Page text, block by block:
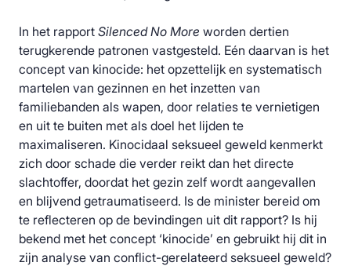
In het rapport Silenced No More worden dertien
terugkerende patronen vastgesteld. Eén daarvan is het
concept van kinocide: het opzettelijk en systematisch
martelen van gezinnen en het inzetten van
familiebanden als wapen, door relaties te vernietigen
en uit te buiten met als doel het lijden te
maximaliseren. Kinocidaal seksueel geweld kenmerkt
zich door schade die verder reikt dan het directe
slachtoffer, doordat het gezin zelf wordt aangevallen
en blijvend getraumatiseerd. Is de minister bereid om
te reflecteren op de bevindingen uit dit rapport? Is hij
bekend met het concept ‘kinocide’ en gebruikt hij dit in
zijn analyse van conflict-gerelateerd seksueel geweld?